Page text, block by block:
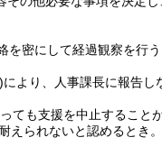
を密にして経過観察を行う
)により、人事課長に報告し
ても支援を中止することが
えられないと認めるとき。